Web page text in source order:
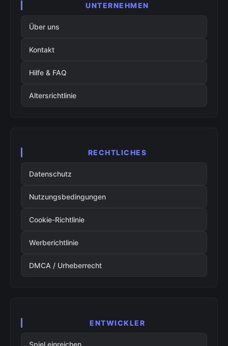
UNTERNEHMEN
Über uns
Kontakt
Hilfe & FAQ
Altersrichtlinie
RECHTLICHES
Datenschutz
Nutzungsbedingungen
Cookie-Richtlinie
Werberichtlinie
DMCA / Urheberrecht
ENTWICKLER
Spiel einreichen